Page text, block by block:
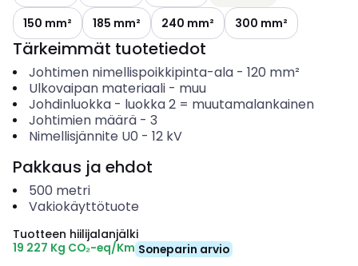
150 mm²
185 mm² 240 mm² 300 mm²
Tärkeimmät tuotetiedot
Johtimen nimellispoikkipinta-ala- 120 mm²
Ulkovaipan materiaali- muu
Johdinluokka- luokka 2 = muutamalankainen
Johtimien määrä- 3
Nimellisjännite U0 - 12 kV
Pakkaus ja ehdot
500 metri
Vakiokäyttötuote
Tuotteen hiilijalanjälki
19 227 Kg CO₂-eq/Km Soneparin arvio